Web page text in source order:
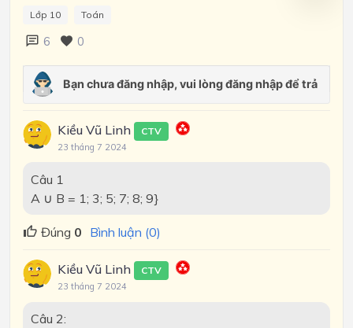
Lớp 10 Toán
6 0
Kiều Vũ Linh CTV
23 tháng 7 2024
Câu 1
A ∪ B = 1; 3; 5; 7; 8; 9}
Đúng 0 Bình luận (0)
Kiều Vũ Linh CTV
23 tháng 7 2024
Câu 2: